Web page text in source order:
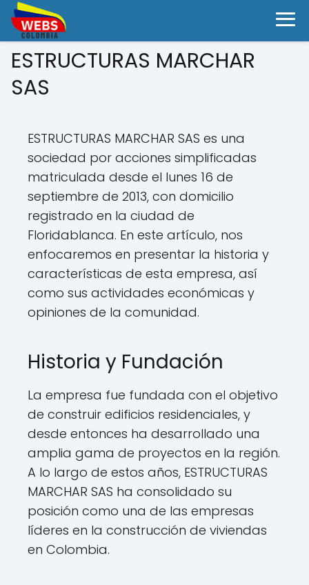
ESTRUCTURAS MARCHAR
SAS
ESTRUCTURAS MARCHAR SAS es una
sociedad por acciones simplificadas
matriculada desde el lunes 16 de
septiembre de 2013, con domicilio
registrado en la ciudad de
Floridablanca. En este artículo, nos
enfocaremos en presentar la historia y
características de esta empresa, así
como sus actividades económicas y
opiniones de la comunidad.
Historia y Fundación
La empresa fue fundada con el objetivo
de construir edificios residenciales, y
desde entonces ha desarrollado una
amplia gama de proyectos en la región.
A lo largo de estos años, ESTRUCTURAS
MARCHAR SAS ha consolidado su
posición como una de las empresas
líderes en la construcción de viviendas
en Colombia.